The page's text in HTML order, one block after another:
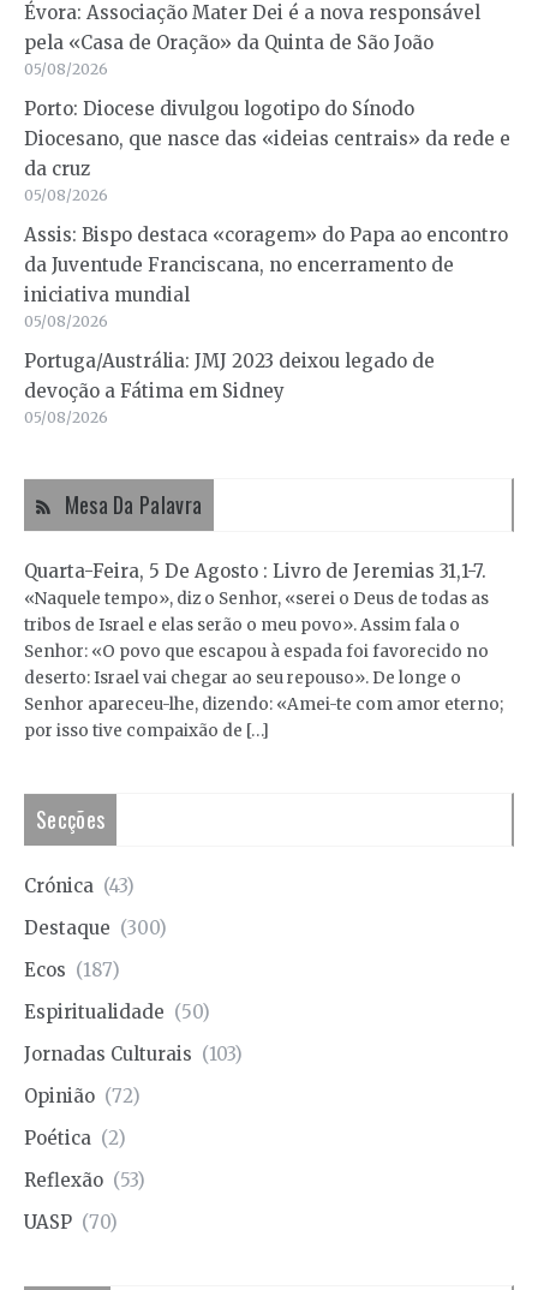
Évora: Associação Mater Dei é a nova responsável
pela «Casa de Oração» da Quinta de São João
05/08/2026
Porto: Diocese divulgou logotipo do Sínodo
Diocesano, que nasce das «ideias centrais» da rede e
da cruz
05/08/2026
Assis: Bispo destaca «coragem» do Papa ao encontro
da Juventude Franciscana, no encerramento de
iniciativa mundial
05/08/2026
Portuga/Austrália: JMJ 2023 deixou legado de
devoção a Fátima em Sidney
05/08/2026
Mesa Da Palavra
Quarta-Feira, 5 De Agosto : Livro de Jeremias 31,1-7.
«Naquele tempo», diz o Senhor, «serei o Deus de todas as
tribos de Israel e elas serão o meu povo». Assim fala o
Senhor: «O povo que escapou à espada foi favorecido no
deserto: Israel vai chegar ao seu repouso». De longe o
Senhor apareceu-lhe, dizendo: «Amei-te com amor eterno;
por isso tive compaixão de […]
Secções
Crónica (43)
Destaque (300)
Ecos (187)
Espiritualidade (50)
Jornadas Culturais (103)
Opinião (72)
Poética (2)
Reflexão (53)
UASP (70)